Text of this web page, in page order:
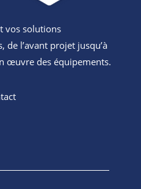
vos solutions
de l’avant projet jusqu’à
œuvre des équipements.